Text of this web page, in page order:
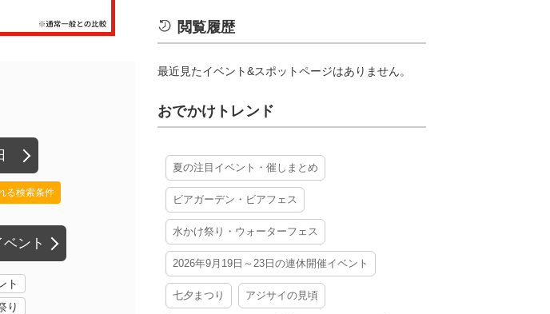
ント
る検索条件
ト
り
閲覧履歴
最近見たイベント&スポットページはありません。
おでかけトレンド
夏の注目イベント・催しまとめ
ビアガーデン・ビアフェス
水かけ祭り・ウォーターフェス
2026年9月19日～23日の連休開催イベント
七夕まつり アジサイの見頃